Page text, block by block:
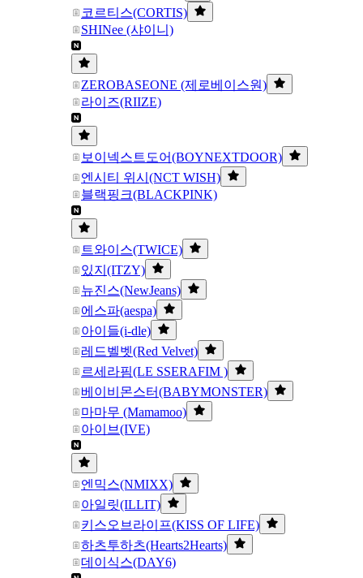
코르티스(CORTIS)
SHINee (샤이니)
ZEROBASEONE (제로베이스원)
라이즈(RIIZE)
보이넥스트도어(BOYNEXTDOOR)
엔시티 위시(NCT WISH)
블랙핑크(BLACKPINK)
트와이스(TWICE)
있지(ITZY)
뉴진스(NewJeans)
에스파(aespa)
아이들(i-dle)
레드벨벳(Red Velvet)
르세라핌(LE SSERAFIM )
베이비몬스터(BABYMONSTER)
마마무 (Mamamoo)
아이브(IVE)
엔믹스(NMIXX)
아일릿(ILLIT)
키스오브라이프(KISS OF LIFE)
하츠투하츠(Hearts2Hearts)
데이식스(DAY6)